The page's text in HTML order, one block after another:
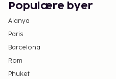
Populære byer
Alanya
Paris
Barcelona
Rom
Phuket